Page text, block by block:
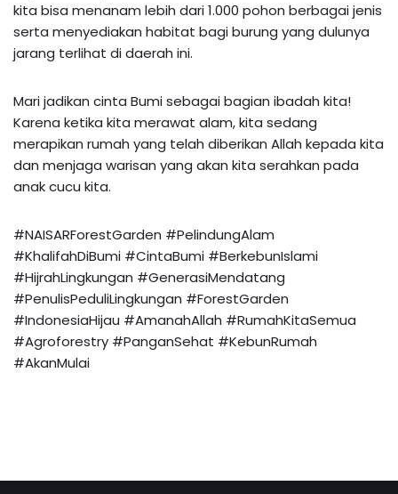
kita bisa menanam lebih dari 1.000 pohon berbagai jenis
serta menyediakan habitat bagi burung yang dulunya
jarang terlihat di daerah ini.
Mari jadikan cinta Bumi sebagai bagian ibadah kita!
Karena ketika kita merawat alam, kita sedang
merapikan rumah yang telah diberikan Allah kepada kita
dan menjaga warisan yang akan kita serahkan pada
anak cucu kita.
#NAISARForestGarden #PelindungAlam
#KhalifahDiBumi #CintaBumi #BerkebunIslami
#HijrahLingkungan #GenerasiMendatang
#PenulisPeduliLingkungan #ForestGarden
#IndonesiaHijau #AmanahAllah #RumahKitaSemua
#Agroforestry #PanganSehat #KebunRumah
#AkanMulai